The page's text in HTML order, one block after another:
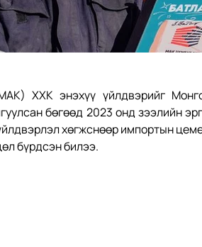
ХХК энэхүү үйлдвэрийг
бөгөөд 2023 онд зээлийн
хөгжснөөр импортын
бүрдсэн билээ.